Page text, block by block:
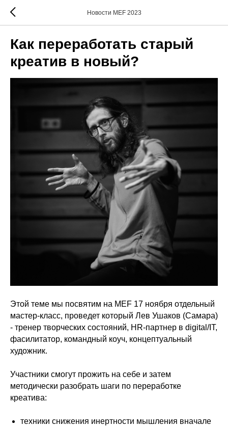
Новости MEF 2023
Как переработать старый
креатив в новый?
Этой теме мы посвятим на MEF 17 ноября отдельный
мастер-класс, проведет который Лев Ушаков (Самара)
- тренер творческих состояний, HR-партнер в digital/IT,
фасилитатор, командный коуч, концептуальный
художник.
Участники смогут прожить на себе и затем
методически разобрать шаги по переработке
креатива:
техники снижения инертности мышления вначале